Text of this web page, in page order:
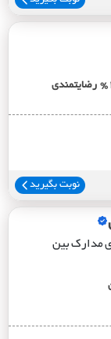
رضایتمندی
نوبت بگیرید
مدارک بین